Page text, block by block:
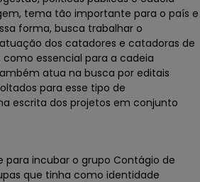
tema tão importante para o país e
forma, busca trabalhar o
dos catadores e catadoras de
essencial para a cadeia
atua na busca por editais
para esse tipo de
escrita dos projetos em conjunto
para incubar o grupo Contágio de
que tinha como identidade